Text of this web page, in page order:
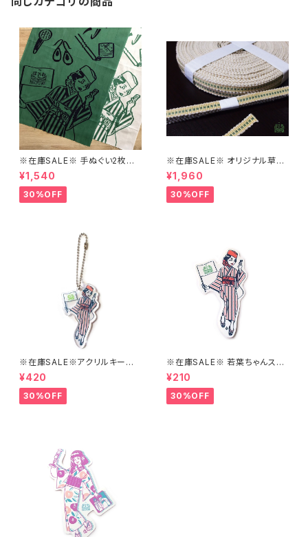
※在庫SALE※ 手ぬぐい2枚セッ
ト【はこにわ】
¥1,540
30%OFF
※在庫SALE※ オリジナル草木
染め真田紐の三分紐【はこにわ】
¥1,960
30%OFF
※在庫SALE※アクリルキーホ
ルダー【はこにわ】
¥420
30%OFF
※在庫SALE※ 若葉ちゃんステ
ッカーver1【はこにわ】
¥210
30%OFF